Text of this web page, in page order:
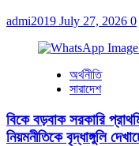
admi2019 July 27, 2026 0
অর্থনীতি
সারাদেশ
বিকে বড়বাক সরকারি
নিয়মনীতিকে বৃদ্ধাঙ্গুলি